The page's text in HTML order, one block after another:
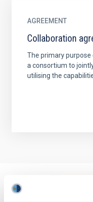
AGREEMENT
Collaboration
The primary
a consortium to
utilising the